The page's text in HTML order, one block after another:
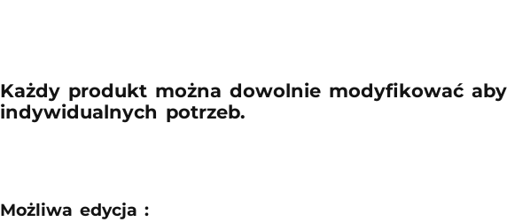
Każdy produkt można dowolnie modyfikować
indywidualnych potrzeb.
Możliwa edycja :